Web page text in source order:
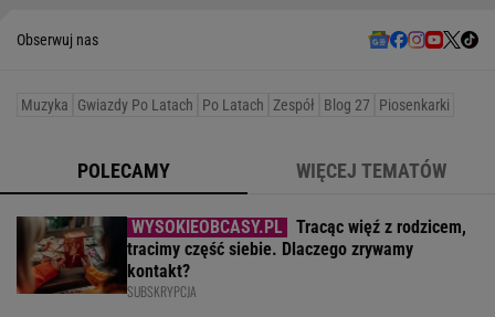
Obserwuj nas
Muzyka Gwiazdy Po Latach Po Latach Zespół Blog 27 Piosenkarki
POLECAMY WIĘCEJ TEMATÓW
Tracąc więź z rodzicem,
tracimy część siebie. Dlaczego zrywamy
kontakt?
SUBSKRYPCJA